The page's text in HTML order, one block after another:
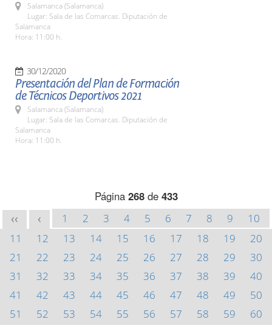
Salamanca (Salamanca)
Lugar: Sala de las Comarcas. Diputación de
Salamanca
Hora: 11:00 h.
30/12/2020
Presentación del Plan de Formación
de Técnicos Deportivos 2021
Salamanca (Salamanca)
Lugar: Sala de las Comarcas. Diputación de
Salamanca
Hora: 11:00 h.
Página 268de 433
<< < 1 2 3 4 5 6 7 8 9
10
11
12 13 14 15 16 17 18 19
20
21
22 23 24 25 26 27 28 29
30
31
32 33 34 35 36 37 38 39
40
41
42 43 44 45 46 47 48 49
50
51
52 53 54 55 56 57 58 59
60